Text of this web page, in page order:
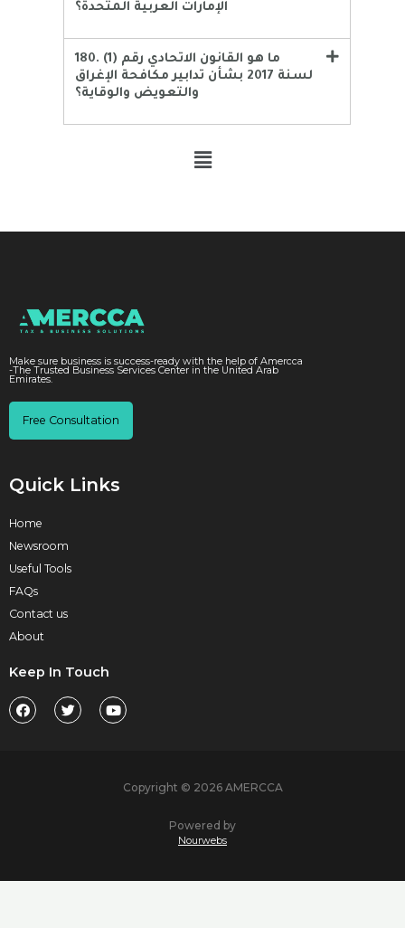
الإمارات العربية المتحدة؟
180. ما هو القانون الاتحادي رقم (1)
لسنة 2017 بشأن تدابير مكافحة الإغراق
والتعويض والوقاية؟
Make sure business is success-ready with the help of Amercca
-The Trusted Business Services Center in the United Arab
Emirates.
Free Consultation
Quick Links
Home
Newsroom
Useful Tools
FAQs
Contact us
About
Keep In Touch
Copyright © 2026 AMERCCA
Powered by
Nourwebs